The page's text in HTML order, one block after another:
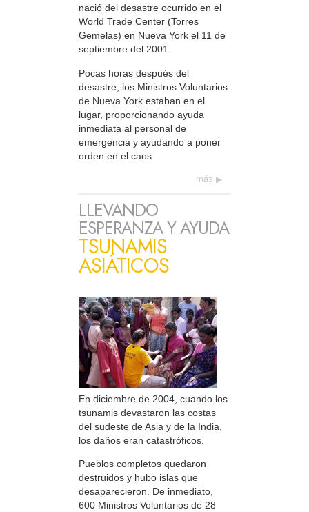
nació del desastre ocurrido en el
World Trade Center (Torres
Gemelas) en Nueva York el 11 de
septiembre del 2001.
Pocas horas después del
desastre, los Ministros Voluntarios
de Nueva York estaban en el
lugar, proporcionando ayuda
inmediata al personal de
emergencia y ayudando a poner
orden en el caos.
más
LLEVANDO
ESPERANZA Y AYUDA
TSUNAMIS
ASIÁTICOS
En diciembre de 2004, cuando los
tsunamis devastaron las costas
del sudeste de Asia y de la India,
los daños eran catastróficos.
Pueblos completos quedaron
destruidos y hubo islas que
desaparecieron. De inmediato,
600 Ministros Voluntarios de 28